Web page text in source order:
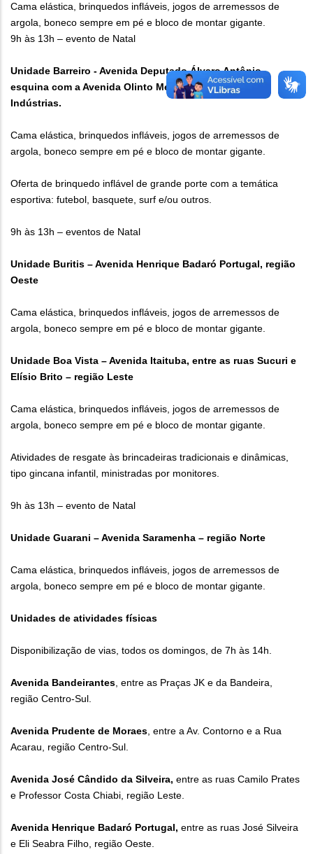
Cama elástica, brinquedos infláveis, jogos de arremessos de
argola, boneco sempre em pé e bloco de montar gigante.
9h às 13h – evento de Natal
Unidade Barreiro - Avenida Deputado Álvaro Antônio,
esquina com a Avenida Olinto Meireles, no Bairro das
Indústrias.
Cama elástica, brinquedos infláveis, jogos de arremessos de
argola, boneco sempre em pé e bloco de montar gigante.
Oferta de brinquedo inflável de grande porte com a temática
esportiva: futebol, basquete, surf e/ou outros.
9h às 13h – eventos de Natal
Unidade Buritis – Avenida Henrique Badaró Portugal, região
Oeste
Cama elástica, brinquedos infláveis, jogos de arremessos de
argola, boneco sempre em pé e bloco de montar gigante.
Unidade Boa Vista – Avenida Itaituba, entre as ruas Sucuri e
Elísio Brito – região Leste
Cama elástica, brinquedos infláveis, jogos de arremessos de
argola, boneco sempre em pé e bloco de montar gigante.
Atividades de resgate às brincadeiras tradicionais e dinâmicas,
tipo gincana infantil, ministradas por monitores.
9h às 13h – evento de Natal
Unidade Guarani – Avenida Saramenha – região Norte
Cama elástica, brinquedos infláveis, jogos de arremessos de
argola, boneco sempre em pé e bloco de montar gigante.
Unidades de atividades físicas
Disponibilização de vias, todos os domingos, de 7h às 14h.
Avenida Bandeirantes, entre as Praças JK e da Bandeira,
região Centro-Sul.
Avenida Prudente de Moraes, entre a Av. Contorno e a Rua
Acarau, região Centro-Sul.
Avenida José Cândido da Silveira, entre as ruas Camilo Prates
e Professor Costa Chiabi, região Leste.
Avenida Henrique Badaró Portugal, entre as ruas José Silveira
e Eli Seabra Filho, região Oeste.